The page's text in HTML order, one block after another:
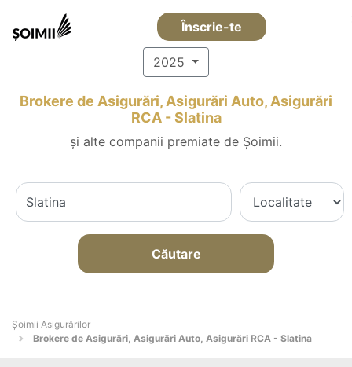
Înscrie-te
2025
Brokere de Asigurări, Asigurări Auto, Asigurări
RCA - Slatina
și alte companii premiate de Șoimii.
Căutare
Șoimii Asigurărilor
Brokere de Asigurări, Asigurări Auto, Asigurări RCA - Slatina